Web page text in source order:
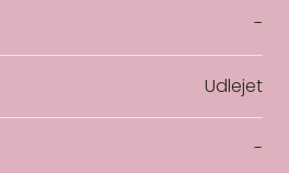
-
Udlejet
-